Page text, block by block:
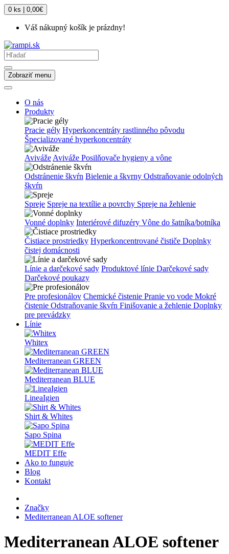
0 ks | 0,00€
Váš nákupný košík je prázdny!
Zobraziť menu
O nás
Produkty
Pracie gély Hyperkoncentráty rastlinného pôvodu
Špecializované hyperkoncentráty
Aviváže Aviváže Posilňovače hygieny a vône
Odstránenie škvŕn Bielenie a škvrny Odstraňovanie odolných
škvŕn
Spreje Spreje na textílie a povrchy Spreje na žehlenie
Vonné doplnky Interiérové difuzéry Vône do šatníka/botníka
Čistiace prostriedky Hyperkoncentrované čističe Doplnky
čistej domácnosti
Línie a darčekové sady Produktové línie Darčekové sady
Darčekové poukazy
Pre profesionálov Chemické čistenie Pranie vo vode Mokré
čistenie Odstraňovanie škvŕn Finišovanie a žehlenie Doplnky
pre prevádzky
Línie
Whitex
Mediterranean GREEN
Mediterranean BLUE
LineaIgien
Shirt & Whites
Sapo Spina
MEDIT Effe
Ako to funguje
Blog
Kontakt
Značky
Mediterranean ALOE softener
Mediterranean ALOE softener